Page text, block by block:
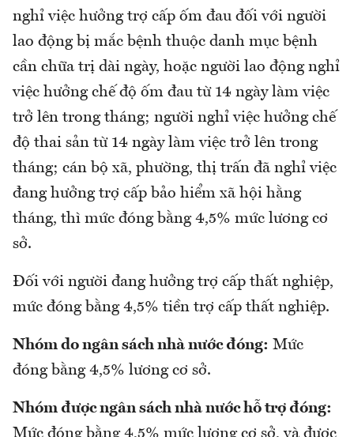
nghỉ việc hưởng trợ cấp ốm đau đối với người
lao động bị mắc bệnh thuộc danh mục bệnh
cần chữa trị dài ngày, hoặc người lao động nghỉ
việc hưởng chế độ ốm đau từ 14 ngày làm việc
trở lên trong tháng; người nghỉ việc hưởng chế
độ thai sản từ 14 ngày làm việc trở lên trong
tháng; cán bộ xã, phường, thị trấn đã nghỉ việc
đang hưởng trợ cấp bảo hiểm xã hội hằng
tháng, thì mức đóng bằng 4,5% mức lương cơ
sở.
Đối với người đang hưởng trợ cấp thất nghiệp,
mức đóng bằng 4,5% tiền trợ cấp thất nghiệp.
Nhóm do ngân sách nhà nước đóng: Mức
đóng bằng 4,5% lương cơ sở.
Nhóm được ngân sách nhà nước hỗ trợ đóng: